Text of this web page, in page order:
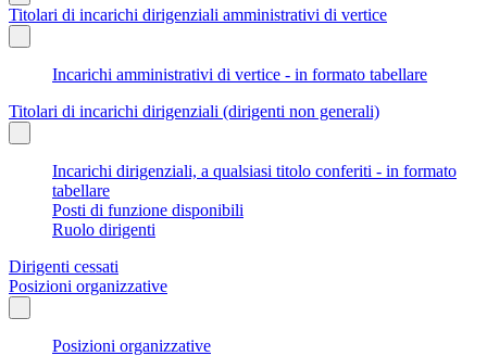
Titolari di incarichi dirigenziali amministrativi di vertice
Incarichi amministrativi di vertice - in formato tabellare
Titolari di incarichi dirigenziali (dirigenti non generali)
Incarichi dirigenziali, a qualsiasi titolo conferiti - in formato
tabellare
Posti di funzione disponibili
Ruolo dirigenti
Dirigenti cessati
Posizioni organizzative
Posizioni organizzative